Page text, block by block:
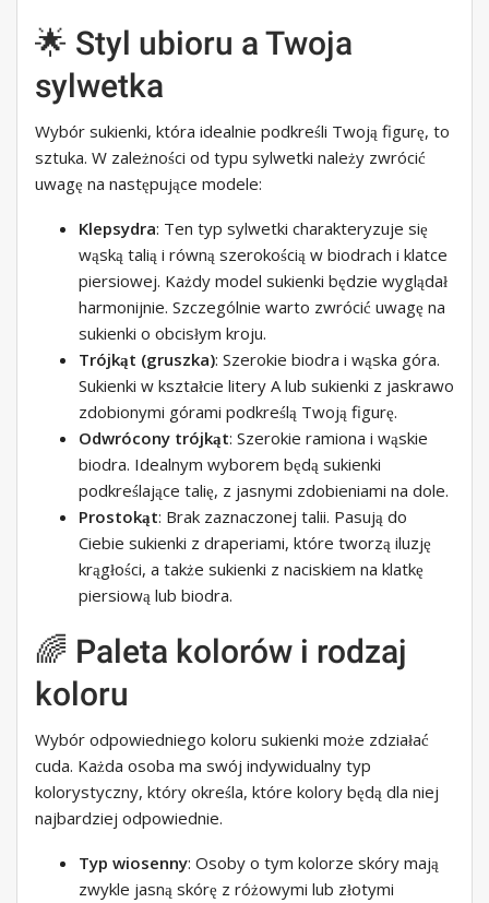
🌟 Styl ubioru a Twoja
sylwetka
Wybór sukienki, która idealnie podkreśli Twoją figurę, to
sztuka. W zależności od typu sylwetki należy zwrócić
uwagę na następujące modele:
Klepsydra: Ten typ sylwetki charakteryzuje się
wąską talią i równą szerokością w biodrach i klatce
piersiowej. Każdy model sukienki będzie wyglądał
harmonijnie. Szczególnie warto zwrócić uwagę na
sukienki o obcisłym kroju.
Trójkąt (gruszka): Szerokie biodra i wąska góra.
Sukienki w kształcie litery A lub sukienki z jaskrawo
zdobionymi górami podkreślą Twoją figurę.
Odwrócony trójkąt: Szerokie ramiona i wąskie
biodra. Idealnym wyborem będą sukienki
podkreślające talię, z jasnymi zdobieniami na dole.
Prostokąt: Brak zaznaczonej talii. Pasują do
Ciebie sukienki z draperiami, które tworzą iluzję
krągłości, a także sukienki z naciskiem na klatkę
piersiową lub biodra.
🌈 Paleta kolorów i rodzaj
koloru
Wybór odpowiedniego koloru sukienki może zdziałać
cuda. Każda osoba ma swój indywidualny typ
kolorystyczny, który określa, które kolory będą dla niej
najbardziej odpowiednie.
Typ wiosenny: Osoby o tym kolorze skóry mają
zwykle jasną skórę z różowymi lub złotymi